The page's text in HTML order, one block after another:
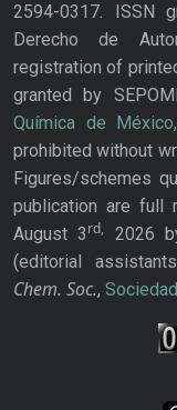
2594-0317. ISSN
Derecho de
registration of
granted by
Química de
prohibited without
Figures/schemes
publication are full
August 3rd,
2026
(editorial
Chem. Soc.,